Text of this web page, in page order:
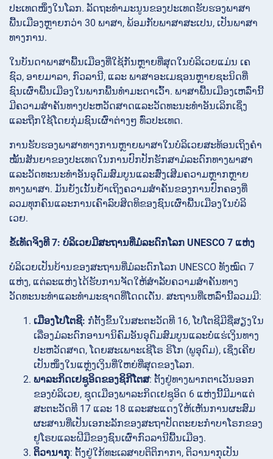
ປະເທດໜຶ່ງໃນໂລກ. ລັດຖະທຳມະນູນຂອງປະເທດຮັບຮອງພາສາ
ພື້ນເມືອງຫຼາຍກວ່າ 30 ພາສາ, ພ້ອມກັບພາສາສະເປນ, ເປັນພາສາ
ທາງການ.
ໃນບັນດາພາສາພື້ນເມືອງທີ່ໃຊ້ກັນຫຼາຍທີ່ສຸດໃນບໍລິເວຍແມ່ນ ເຄ
ຊົວ, ອາຍມາລາ, ກົວລານີ, ແລະ ພາສາອະເມຊອນຫຼາຍຊະນິດທີ່
ຊົນເຜົ່າພື້ນເມືອງໃນພາກພື້ນທຳມະດາເວົ້າ. ພາສາພື້ນເມືອງເຫລົ່ານີ້
ມີຄວາມສຳຄັນທາງປະຫວັດສາດແລະວັດທະນະທຳອັນເລິກເຊິ່ງ
ແລະຖືກໃຊ້ໂດຍກຸ່ມຊົນເຜົ່າຕ່າງໆ ທົ່ວປະເທດ.
ການຮັບຮອງພາສາທາງການຫຼາຍພາສາໃນບໍລິເວຍສະທ້ອນເຖິງຄຳ
ໝັ້ນສັນຍາຂອງປະເທດໃນການປົກປັກຮັກສາມໍລະດົກທາງພາສາ
ແລະວັດທະນະທຳອັນອຸດົມສົມບູນແລະສົ່ງເສີມຄວາມຫຼາກຫຼາຍ
ທາງພາສາ. ມັນຍັງເນັ້ນຍ້ຳເຖິງຄວາມສຳຄັນຂອງການປົກຄອງທີ່
ລວມທຸກຄົນແລະການເຄົາລົບສິດທິຂອງຊົນເຜົ່າພື້ນເມືອງໃນບໍລິ
ເວຍ.
ຂໍ້ເທັດຈິງທີ 7: ບໍລິເວຍມີສະຖານທີ່ມໍລະດົກໂລກ UNESCO 7 ແຫ່ງ
ບໍລິເວຍເປັນບ້ານຂອງສະຖານທີ່ມໍລະດົກໂລກ UNESCO ທັງໝົດ 7
ແຫ່ງ, ແຕ່ລະແຫ່ງໄດ້ຮັບການຈັດໃຫ້ສຳລັບຄວາມສຳຄັນທາງ
ວັດທະນະທຳແລະທຳມະຊາດທີ່ໂດດເດັ່ນ. ສະຖານທີ່ເຫລົ່ານີ້ລວມມີ:
ເມືອງໂປໂຕຊີ: ກໍ່ຕັ້ງຂຶ້ນໃນສະຕະວັດທີ 16, ໂປໂຕຊີມີຊື່ສຽງໃນ
ເລື່ອງມໍລະດົກອານານິຄົມອັນອຸດົມສົມບູນແລະບໍ່ແຮ່ເງິນທາງ
ປະຫວັດສາດ, ໂດຍສະເພາະເຊີໂຣ ຣິໂກ (ພູອຸດົມ), ເຊິ່ງເຄີຍ
ເປັນໜຶ່ງໃນແຫຼ່ງເງິນທີ່ໃຫຍ່ທີ່ສຸດຂອງໂລກ.
ພາລະກິດເຢຊູອິດຂອງຊິກີໂຕສ: ຕັ້ງຢູ່ທາງພາກຕາເວັນອອກ
ຂອງບໍລິເວຍ, ຊຸດເມືອງພາລະກິດເຢຊູອິດ 6 ແຫ່ງນີ້ມີມາແຕ່
ສະຕະວັດທີ 17 ແລະ 18 ແລະສະແດງໃຫ້ເຫັນການຜະສົມ
ຜະສານທີ່ເປັນເອກະລັກຂອງສະຖາປັດຕະຍະກຳບາໂຣກຂອງ
ຢູໂຣບແລະຝີມືຂອງຊົນເຜົ່າກົວລານີພື້ນເມືອງ.
ຕິວານາກຸ: ຕັ້ງຢູ່ໃກ້ທະເລສາບຕິຕິກາກາ, ຕິວານາກຸເປັນ